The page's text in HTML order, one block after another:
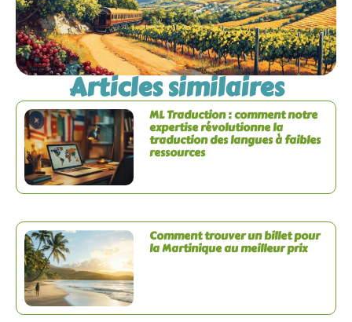
Articles similaires
ML Traduction : comment notre
expertise révolutionne la
traduction des langues à faibles
ressources
Comment trouver un billet pour
la Martinique au meilleur prix